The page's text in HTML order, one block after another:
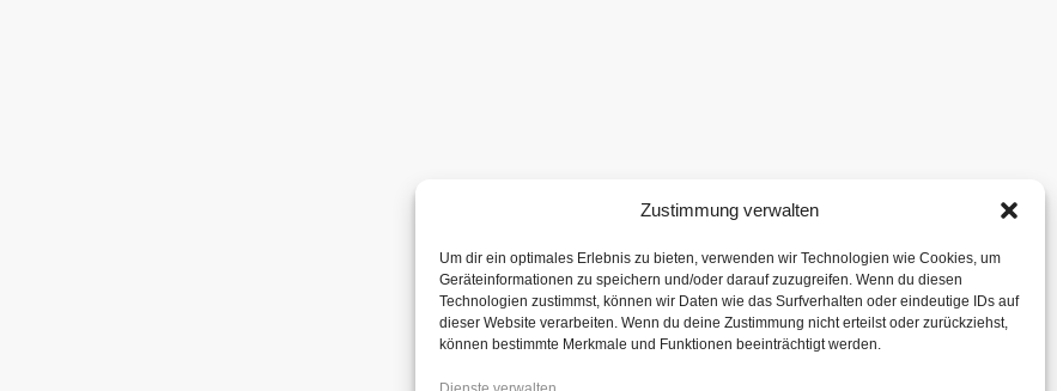
Zustimmung verwalten
Um dir ein optimales Erlebnis zu bieten, verwenden wir Technologien wie Cookies, um
Geräteinformationen zu speichern und/oder darauf zuzugreifen. Wenn du diesen
Technologien zustimmst, können wir Daten wie das Surfverhalten oder eindeutige IDs auf
dieser Website verarbeiten. Wenn du deine Zustimmung nicht erteilst oder zurückziehst,
können bestimmte Merkmale und Funktionen beeinträchtigt werden.